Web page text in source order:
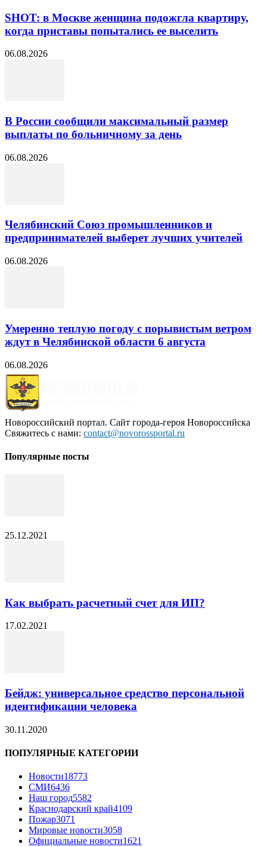
SHOT: в Москве женщина подожгла квартиру,
когда приставы попытались ее выселить
06.08.2026
В России сообщили максимальный размер
выплаты по больничному за день
06.08.2026
Челябинский Союз промышленников и
предпринимателей выберет лучших учителей
06.08.2026
Умеренно теплую погоду с порывистым ветром
ждут в Челябинской области 6 августа
06.08.2026
Новороссийский портал. Сайт города-героя Новороссийска
Свяжитесь с нами: contact@novorossportal.ru
Популярные посты
25.12.2021
Как выбрать расчетный счет для ИП?
17.02.2021
Бейдж: универсальное средство персональной
идентификации человека
30.11.2020
ПОПУЛЯРНЫЕ КАТЕГОРИИ
Новости18773
СМИ6436
Наш город5582
Краснодарский край4109
Пожар3071
Мировые новости3058
Официальные новости1621